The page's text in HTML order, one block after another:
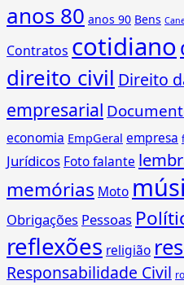
anos 80 anos 90 Bens
Contratos cotidiano
direito civil Direito
empresarial
economia EmpGeral empresa
Jurídicos Foto falante
memórias Moto
Obrigações Pessoas
reflexões religião
Responsabilidade Civil